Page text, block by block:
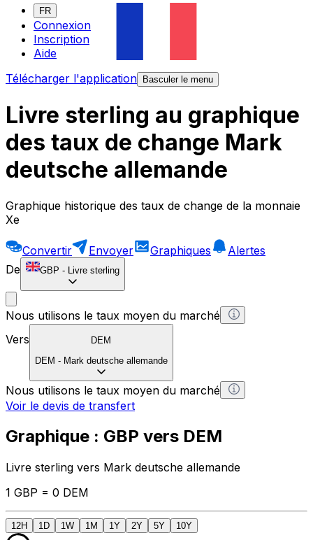
FR
Connexion
Inscription
Aide
Télécharger l'application
Basculer le menu
Livre sterling au graphique
des taux de change Mark
deutsche allemande
Graphique historique des taux de change de la monnaie
Xe
Convertir Envoyer Graphiques
Alertes
De
GBP - Livre sterling
Nous utilisons le taux moyen du marché
Vers
DEM
DEM - Mark deutsche allemande
Nous utilisons le taux moyen du marché
Voir le devis de transfert
Graphique : GBP vers DEM
Livre sterling vers Mark deutsche allemande
1 GBP = 0 DEM
12H 1D 1W 1M 1Y 2Y 5Y 10Y